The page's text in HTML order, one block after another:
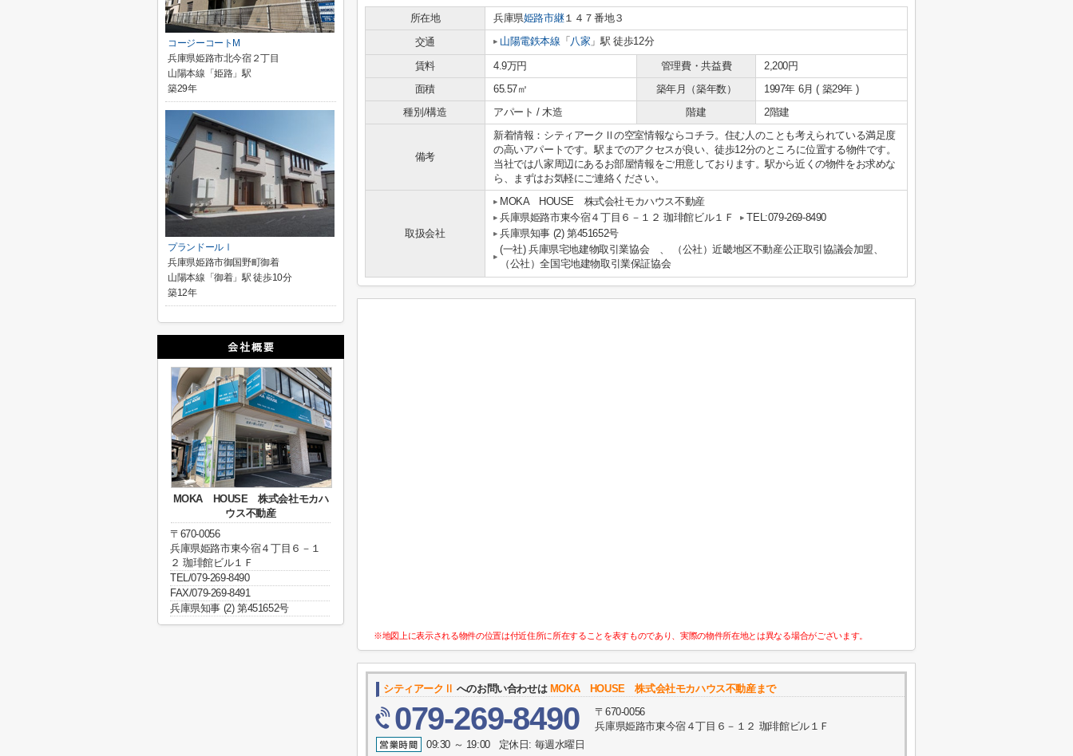
所在地 兵庫県姫路市継１４７番地３
交通
山陽電鉄本線 「 八家 」駅 徒歩12分
賃料 4.9万円 管理費・共益費
2,200円
面積
65.57㎡ 築年月（築年数）
1997年 6月 ( 築29年 )
種別/構造
アパート / 木造 階建 2階建
備考
新着情報：シティアークⅡの空室情報ならコチラ。住む人のことも考えられている満足度
の高いアパートです。駅までのアクセスが良い、徒歩12分のところに位置する物件です。
当社では八家周辺にあるお部屋情報をご用意しております。駅から近くの物件をお求めな
ら、まずはお気軽にご連絡ください。
取扱会社
MOKA HOUSE 株式会社モカハウス不動産
兵庫県姫路市東今宿４丁目６－１２ 珈琲館ビル１Ｆ
TEL:079-269-8490
兵庫県知事 (2) 第451652号
(一社) 兵庫県宅地建物取引業協会 、 （公社）近畿地区不動産公正取引協議会加盟、
（公社）全国宅地建物取引業保証協会
※地図上に表示される物件の位置は付近住所に所在することを表すものであり、実際の物件所在地とは異なる場合がございます。
シティアークⅡ へのお問い合わせは MOKA HOUSE 株式会社モカハウス不動産まで
079-269-8490
〒670-0056
兵庫県姫路市東今宿４丁目６－１２ 珈琲館ビル１Ｆ
09:30 ～ 19:00 定休日: 毎週水曜日
コージーコートM
兵庫県姫路市北今宿２丁目
山陽本線「姫路」駅
築29年
プランドールⅠ
兵庫県姫路市御国野町御着
山陽本線「御着」駅 徒歩10分
築12年
MOKA HOUSE 株式会社モカハ
ウス不動産
〒670-0056
兵庫県姫路市東今宿４丁目６－１
２ 珈琲館ビル１Ｆ
TEL/079-269-8490
FAX/079-269-8491
兵庫県知事 (2) 第451652号